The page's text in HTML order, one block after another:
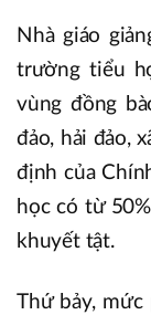
Nhà giáo
trường tiểu
vùng đồng
đảo, hải đảo,
định của
học có từ
khuyết tật.
Thứ bảy,